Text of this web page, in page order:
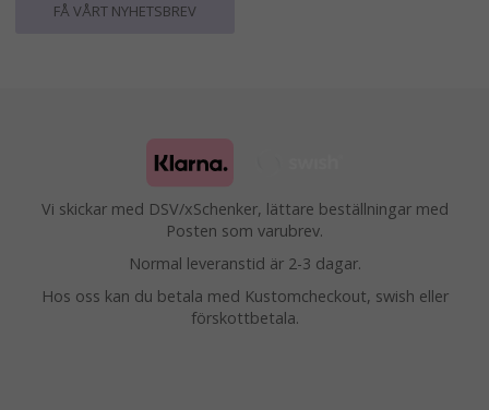
FÅ VÅRT NYHETSBREV
Vi skickar med DSV/xSchenker, lättare beställningar med
Posten som varubrev.
Normal leveranstid är 2-3 dagar.
Hos oss kan du betala med Kustomcheckout, swish eller
förskottbetala.